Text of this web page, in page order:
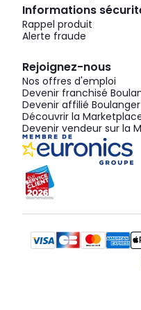
Informations
Rappel produit
Alerte fraude
Rejoignez-nous
Nos offres d'emploi
Devenir franchisé
Devenir affilié Boulanger
Découvrir la
Devenir vendeur sur la